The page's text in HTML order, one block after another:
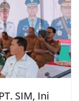
SIM, Ini